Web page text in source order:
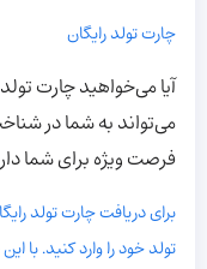
چارت تولد رایگان
آیا می‌خواهید چارت
می‌تواند به شما در
فرصت ویژه برای شما
برای دریافت چارت تولد
تولد خود را وارد کنید. با